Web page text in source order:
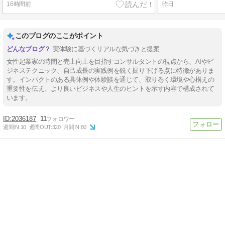
16時間前 昨日
このブログのここがポイント
実体験に基づくリアルな気づきと提案
女性起業家の時間と売上向上を目指すコンサルタントの視点から、AIやビ
ジネステクニック、自己成長の実践例を鋭く掘り下げる点に特徴がありま
す。インパクトのある具体例や体験談を通じて、取り巻く環境や心構えの
重要性を伝え、より良いビジネスや人生のヒントを示す内容で構成されて
います。
2036187 11
週間IN:10 週間OUT:320 月間IN:80